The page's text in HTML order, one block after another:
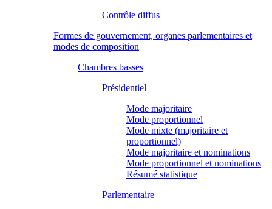
Contrôle diffus
Formes de gouvernement, organes parlementaires et
modes de composition
Chambres basses
Présidentiel
Mode majoritaire
Mode proportionnel
Mode mixte (majoritaire et
proportionnel)
Mode majoritaire et nominations
Mode proportionnel et nominations
Résumé statistique
Parlementaire